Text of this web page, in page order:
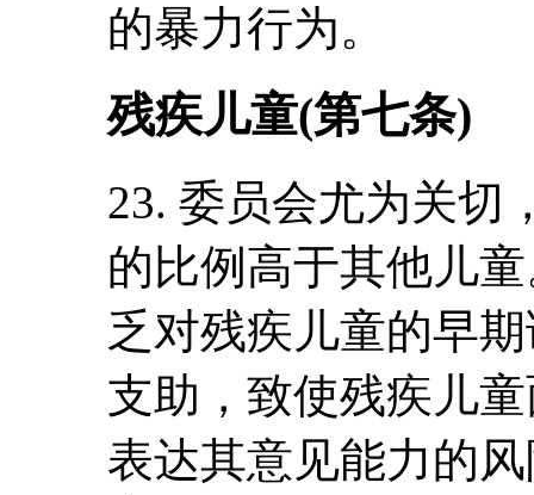
的暴力行为。
残疾儿童(第七条)
23. 委员会尤为关切
的比例高于其他儿
乏对残疾儿童的早
支助，致使残疾儿
表达其意见能力的